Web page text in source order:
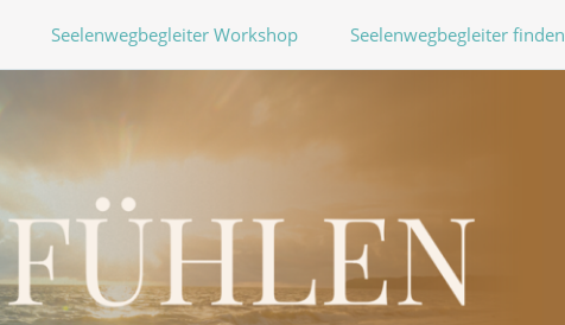
Seelenwegbegleiter Workshop Seelenwegbegleiter finden